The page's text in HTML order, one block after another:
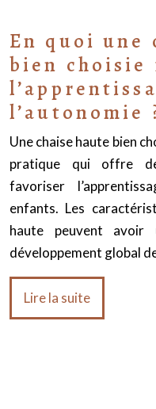
En quoi une
bien
l’autonomie
Une chaise haute bien
pratique qui offre
favoriser
enfants. Les
haute peuvent
développement global
Lire la suite